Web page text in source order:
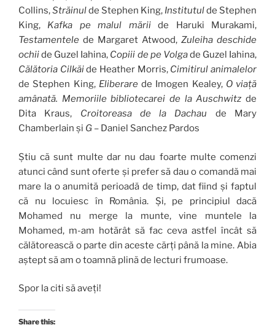
Collins,Străinulde Stephen King, Institutulde Stephen
King, Kafka pe malul măriide Haruki Murakami,
Testamentele de Margaret Atwood, Zuleiha deschide
ochiide Guzel Iahina, Copiii de pe Volgade Guzel Iahina,
Călătoria Cilkăide Heather Morris, Cimitirul animalelor
de Stephen King, Eliberare de Imogen Kealey, O viață
amânată. Memoriile bibliotecarei de la Auschwitz de
Dita Kraus, Croitoreasa de la Dachau de Mary
Chamberlain și G – Daniel Sanchez Pardos
Știu că sunt multe dar nu dau foarte multe comenzi
atunci când sunt oferte și prefer să dau o comandă mai
mare la o anumită perioadă de timp, dat fiind și faptul
că nu locuiesc în România. Și, pe principiul dacă
Mohamed nu merge la munte, vine muntele la
Mohamed, m-am hotărât să fac ceva astfel încât să
călătorească o parte din aceste cărți până la mine. Abia
aștept să am o toamnă plină de lecturi frumoase.
Spor la citi să aveți!
Share this: